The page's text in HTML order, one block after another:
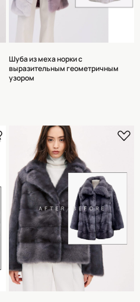
Шуба из меха норки с
выразительным геометричным
узором